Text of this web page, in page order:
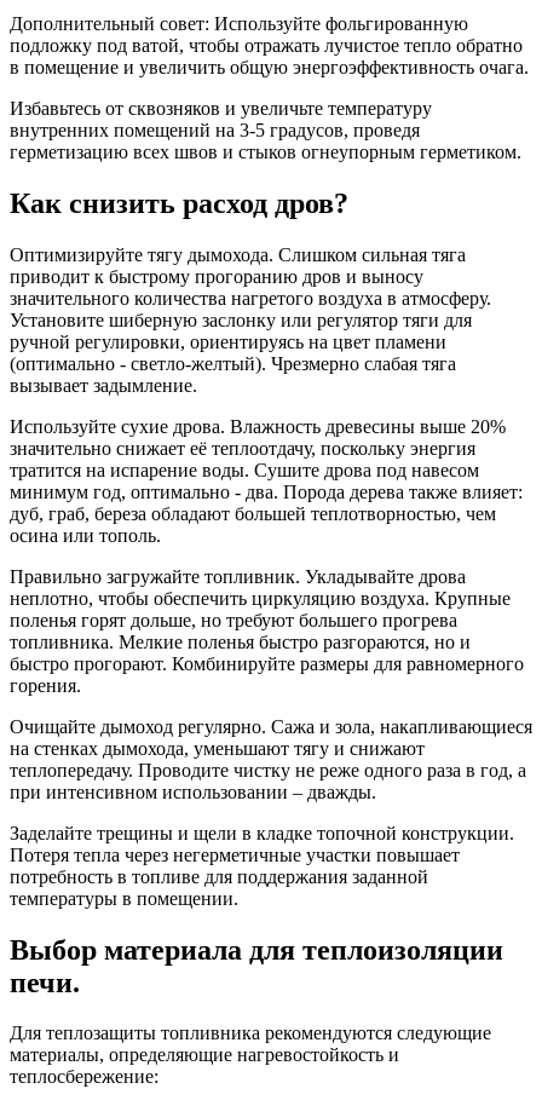
Дополнительный совет: Используйте фольгированную
подложку под ватой, чтобы отражать лучистое тепло обратно
в помещение и увеличить общую энергоэффективность очага.
Избавьтесь от сквозняков и увеличьте температуру
внутренних помещений на 3-5 градусов, проведя
герметизацию всех швов и стыков огнеупорным герметиком.
Как снизить расход дров?
Оптимизируйте тягу дымохода. Слишком сильная тяга
приводит к быстрому прогоранию дров и выносу
значительного количества нагретого воздуха в атмосферу.
Установите шиберную заслонку или регулятор тяги для
ручной регулировки, ориентируясь на цвет пламени
(оптимально - светло-желтый). Чрезмерно слабая тяга
вызывает задымление.
Используйте сухие дрова. Влажность древесины выше 20%
значительно снижает её теплоотдачу, поскольку энергия
тратится на испарение воды. Сушите дрова под навесом
минимум год, оптимально - два. Порода дерева также влияет:
дуб, граб, береза обладают большей теплотворностью, чем
осина или тополь.
Правильно загружайте топливник. Укладывайте дрова
неплотно, чтобы обеспечить циркуляцию воздуха. Крупные
поленья горят дольше, но требуют большего прогрева
топливника. Мелкие поленья быстро разгораются, но и
быстро прогорают. Комбинируйте размеры для равномерного
горения.
Очищайте дымоход регулярно. Сажа и зола, накапливающиеся
на стенках дымохода, уменьшают тягу и снижают
теплопередачу. Проводите чистку не реже одного раза в год, а
при интенсивном использовании – дважды.
Заделайте трещины и щели в кладке топочной конструкции.
Потеря тепла через негерметичные участки повышает
потребность в топливе для поддержания заданной
температуры в помещении.
Выбор материала для теплоизоляции
печи.
Для теплозащиты топливника рекомендуются следующие
материалы, определяющие нагревостойкость и
теплосбережение: